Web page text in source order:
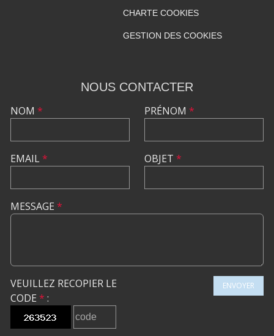
CHARTE COOKIES
GESTION DES COOKIES
NOUS CONTACTER
NOM *
EMAIL*
PRÉNOM *
OBJET *
MESSAGE *
VEUILLEZ RECOPIER LE
CODE * :
ENVOYER